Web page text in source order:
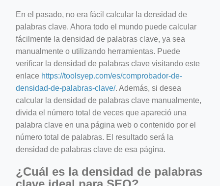
En el pasado, no era fácil calcular la densidad de
palabras clave. Ahora todo el mundo puede calcular
fácilmente la densidad de palabras clave, ya sea
manualmente o utilizando herramientas. Puede
verificar la densidad de palabras clave visitando este
enlace https://toolsyep.com/es/comprobador-de-
densidad-de-palabras-clave/. Además, si desea
calcular la densidad de palabras clave manualmente,
divida el número total de veces que apareció una
palabra clave en una página web o contenido por el
número total de palabras. El resultado será la
densidad de palabras clave de esa página.
¿Cuál es la densidad de palabras